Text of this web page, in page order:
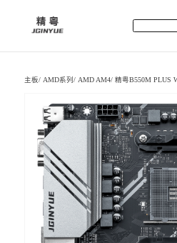
主板/ AMD系列/ AMD AM4/精粤B550M PLUS